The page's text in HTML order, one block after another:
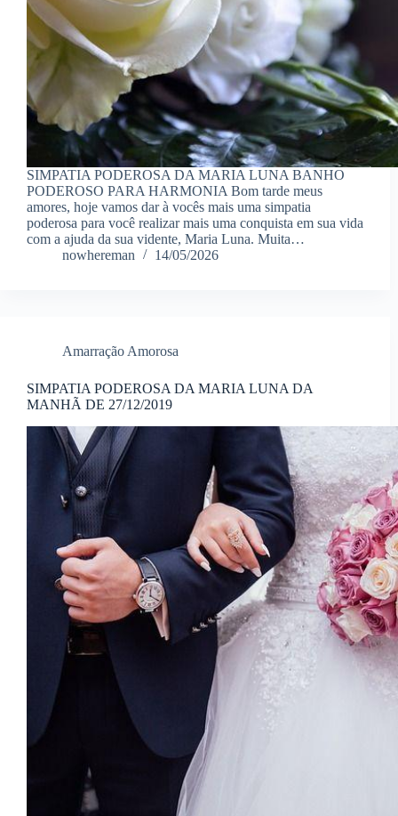
SIMPATIA PODEROSA DA MARIA LUNA BANHO
PODEROSO PARA HARMONIA Bom tarde meus
amores, hoje vamos dar à vocês mais uma simpatia
poderosa para você realizar mais uma conquista em sua vida
com a ajuda da sua vidente, Maria Luna. Muita…
nowhereman
14/05/2026
Amarração Amorosa
SIMPATIA PODEROSA DA MARIA LUNA DA
MANHÃ DE 27/12/2019